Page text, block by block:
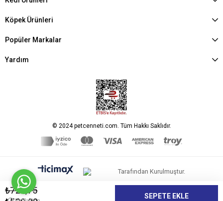
Köpek Ürünleri
Popüler Markalar
Yardım
© 2024 petcenneti.com. Tüm Hakkı Saklıdır.
Tarafından Kurulmuştur.
₺723,75